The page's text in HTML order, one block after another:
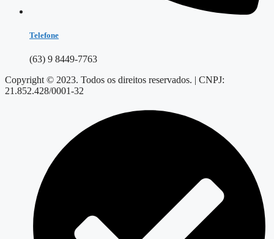
Telefone
(63) 9 8449-7763
Copyright © 2023. Todos os direitos reservados. | CNPJ:
21.852.428/0001-32